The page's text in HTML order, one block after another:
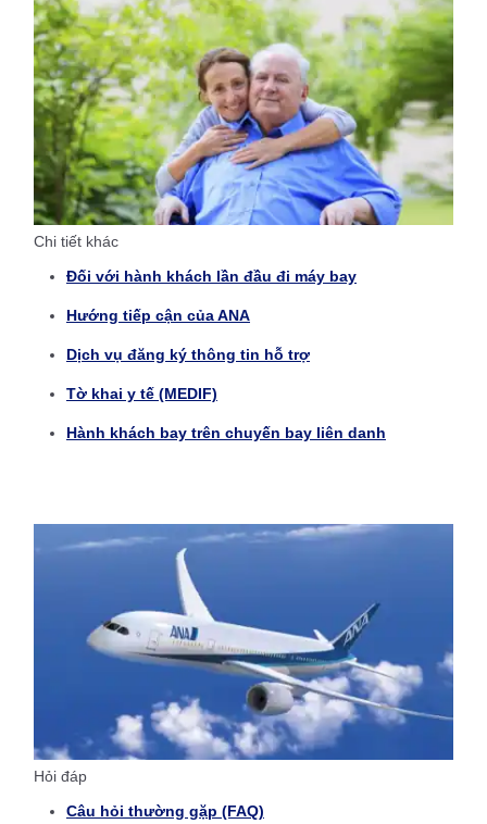
Chi tiết khác
Đối với hành khách lần đầu đi máy bay
Hướng tiếp cận của ANA
Dịch vụ đăng ký thông tin hỗ trợ
Tờ khai y tế (MEDIF)
Hành khách bay trên chuyến bay liên danh
Hỏi đáp
Câu hỏi thường gặp (FAQ)